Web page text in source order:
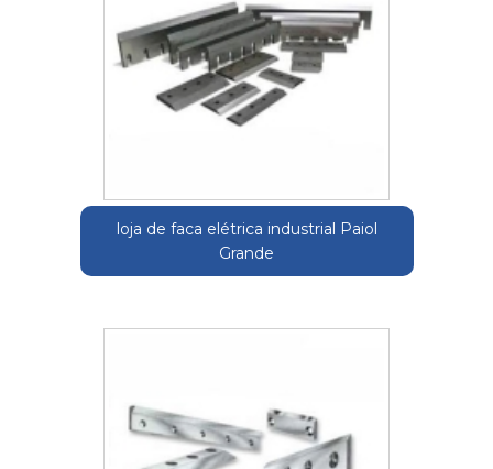
loja de faca elétrica industrial Paiol
Grande